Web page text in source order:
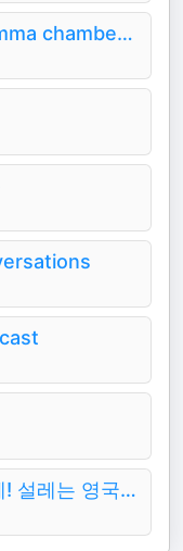
anything goes with emma chamberlain
영국영어, 전문가와 함께! 설레는 영국영어 브릿센트[BRITCENT]